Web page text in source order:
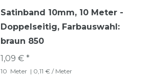
Satinband 10mm, 10 Meter -
Doppelseitig, Farbauswahl:
braun 850
1,09 € *
10 Meter | 0,11 € / Meter